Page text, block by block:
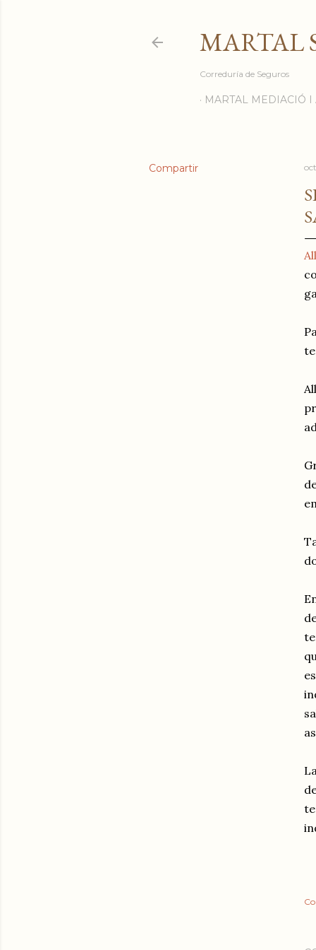
MARTAL
Correduría de Seguros
MARTAL MEDIACIÓ I
Compartir